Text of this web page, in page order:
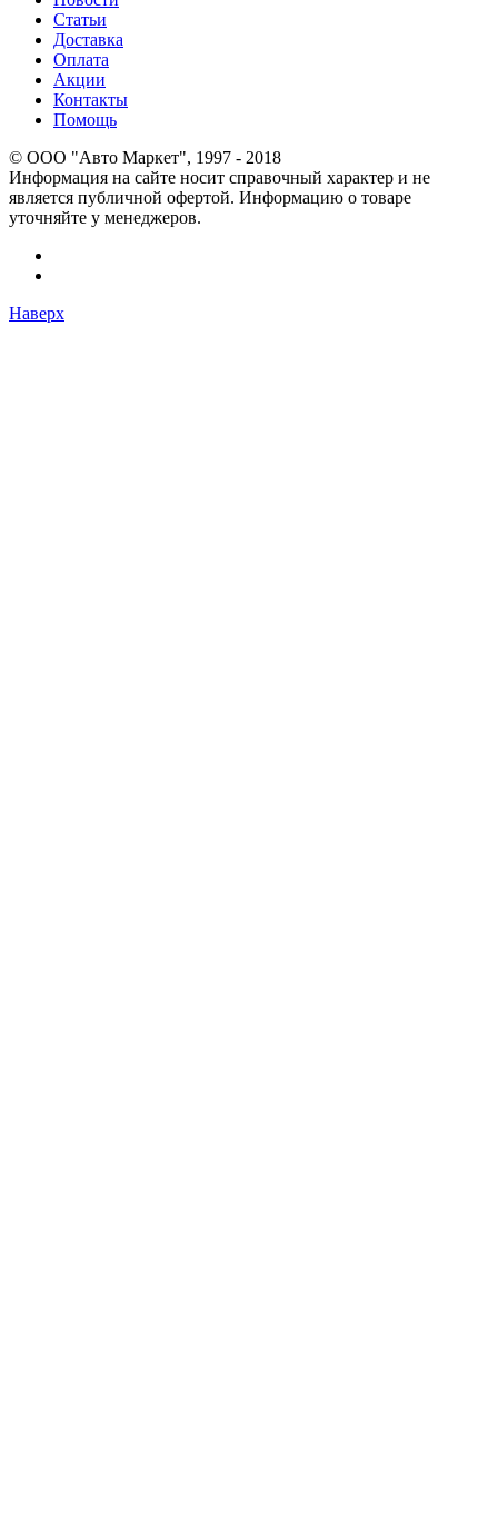
Статьи
Доставка
Оплата
Акции
Контакты
Помощь
© OOO "Авто Маркет", 1997 - 2018
Информация на сайте носит справочный характер и не
является публичной офертой. Информацию о товаре
уточняйте у менеджеров.
Наверх